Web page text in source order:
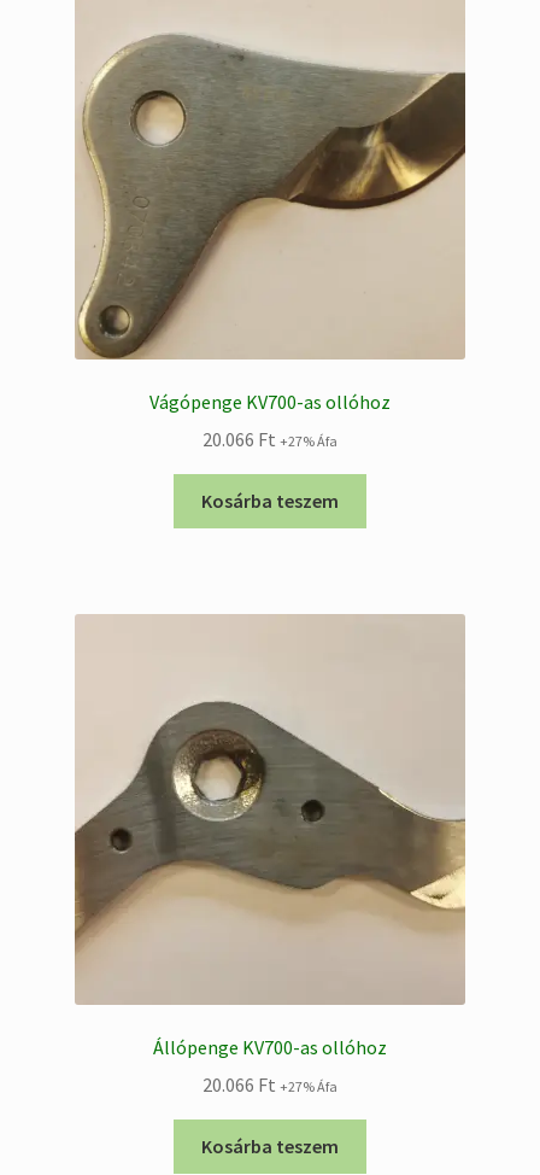
Vágópenge KV700-as ollóhoz
20.066 Ft +27% Áfa
Kosárba teszem
Állópenge KV700-as ollóhoz
20.066 Ft +27% Áfa
Kosárba teszem